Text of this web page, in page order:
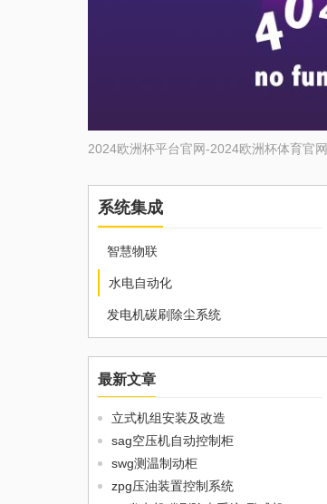
2024欧洲杯平台官网-2024欧洲杯体育官网
系统集成
智慧物联
水电自动化
发电机碳刷除尘系统
最新文章
立式机组安装及改造
sag空压机自动控制柜
swg测温制动柜
zpg压油装置控制系统